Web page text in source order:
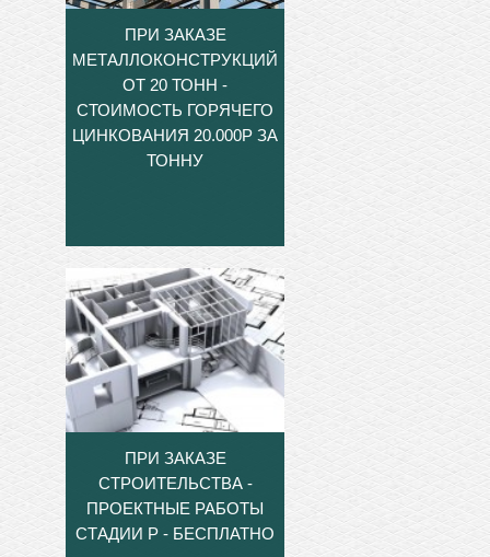
ПРИ ЗАКАЗЕ
МЕТАЛЛОКОНСТРУКЦИЙ
ОТ 20 ТОНН -
СТОИМОСТЬ ГОРЯЧЕГО
ЦИНКОВАНИЯ 20.000Р ЗА
ТОННУ
ПРИ ЗАКАЗЕ
СТРОИТЕЛЬСТВА -
ПРОЕКТНЫЕ РАБОТЫ
СТАДИИ Р - БЕСПЛАТНО